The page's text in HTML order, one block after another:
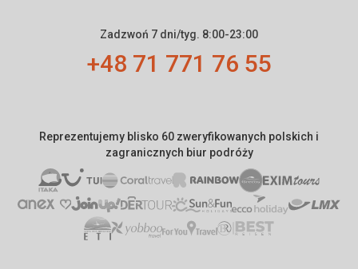
Zadzwoń 7 dni/tyg. 8:00-23:00
+48 71 771 76 55
Reprezentujemy blisko 60 zweryfikowanych polskich i
zagranicznych biur podróży